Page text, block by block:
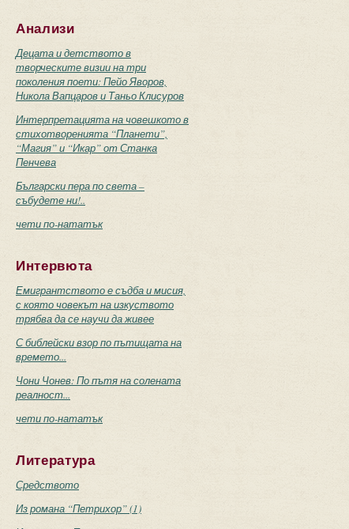
Анализи
Децата и детството в
творческите визии на три
поколения поети: Пейо Яворов,
Никола Вапцаров и Таньо Клисуров
Интерпретацията на човешкото в
стихотворенията “Планети”,
“Магия” и “Икар” от Станка
Пенчева
Български пера по света –
събудете ни!..
чети по-нататък
Интервюта
Емигрантството е съдба и мисия,
с която човекът на изкуството
трябва да се научи да живее
С библейски взор по пътищата на
времето...
Чони Чонев: По пътя на солената
реалност...
чети по-нататък
Литература
Средството
Из романа “Петрихор” (1)